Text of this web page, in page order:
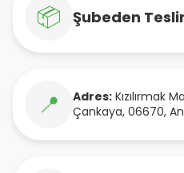
📦 Şubeden
📍 Adres: Kızılırmak
Çankaya, 06670,